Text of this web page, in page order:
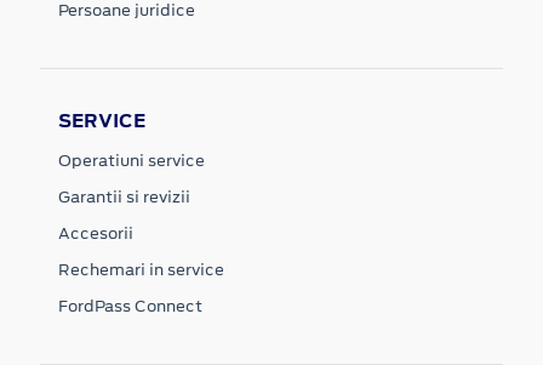
Persoane juridice
SERVICE
Operatiuni service
Garantii si revizii
Accesorii
Rechemari in service
FordPass Connect